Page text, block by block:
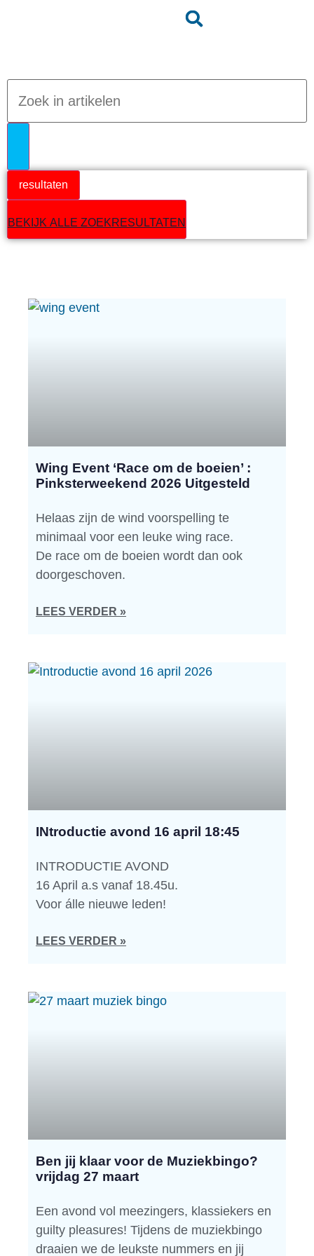
resultaten
BEKIJK ALLE ZOEKRESULTATEN
Wing Event ‘Race om de boeien’ :
Pinksterweekend 2026 Uitgesteld
Helaas zijn de wind voorspelling te
minimaal voor een leuke wing race.
De race om de boeien wordt dan ook
doorgeschoven.
LEES VERDER »
INtroductie avond 16 april 18:45
INTRODUCTIE AVOND
16 April a.s vanaf 18.45u.
Voor álle nieuwe leden!
LEES VERDER »
Ben jij klaar voor de Muziekbingo?
vrijdag 27 maart
Een avond vol meezingers, klassiekers en
guilty pleasures! Tijdens de muziekbingo
draaien we de leukste nummers en jij